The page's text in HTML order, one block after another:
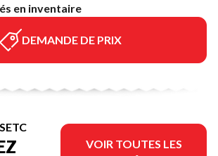
en inventaire
DEMANDE DE PRIX
VOIR TOUTES LES